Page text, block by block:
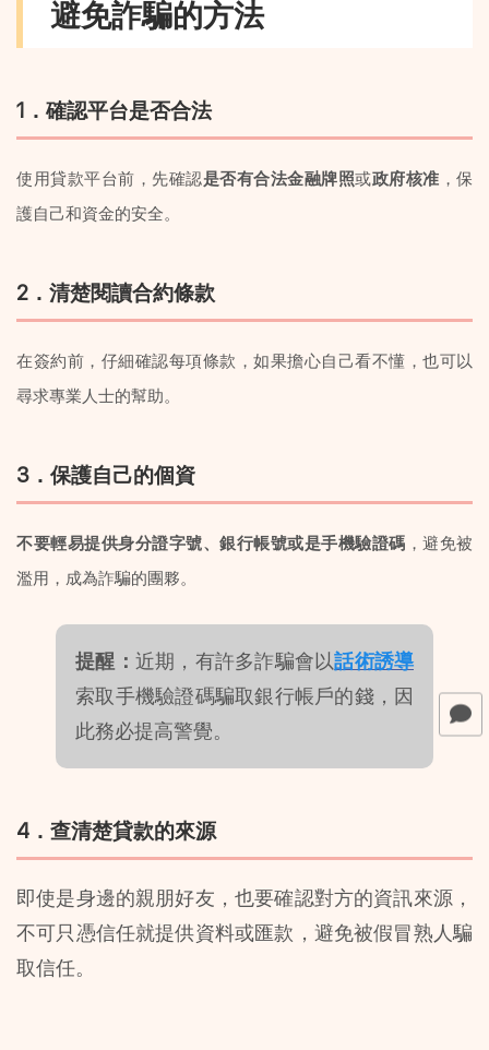
避免詐騙的方法
1．確認平台是否合法
使用貸款平台前，先確認是否有合法金融牌照或政府核准 ，保
護自己和資金的安全。
2．清楚閱讀合約條款
在簽約前，仔細確認每項條款，如果擔心自己看不懂，也可以
尋求專業人士的幫助。
3．保護自己的個資
不要輕易提供身分證字號、銀行帳號或是手機驗證碼 ，避免被
濫用，成為詐騙的團夥。
提醒： 近期，有許多詐騙會以話術誘導
索取手機驗證碼騙取銀行帳戶的錢，因
此務必提高警覺。
4．查清楚貸款的來源
即使是身邊的親朋好友，也要確認對方的資訊來源，
不可只憑信任就提供資料或匯款，避免被假冒熟人騙
取信任。